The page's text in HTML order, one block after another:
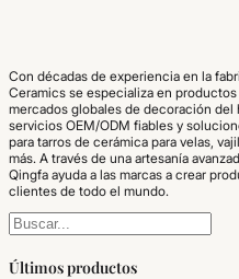
Con décadas de experiencia en la
Ceramics se especializa en
mercados globales de decoración
servicios OEM/ODM fiables y
para tarros de cerámica para velas,
más. A través de una artesanía
Qingfa ayuda a las marcas a crear
clientes de todo el mundo.
Buscar
Últimos productos